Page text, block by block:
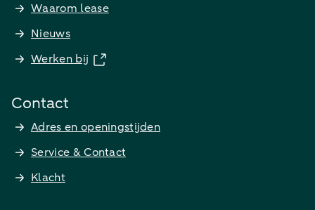
Waarom lease
Nieuws
Werken bij
Contact
Adres en openingstijden
Service & Contact
Klacht